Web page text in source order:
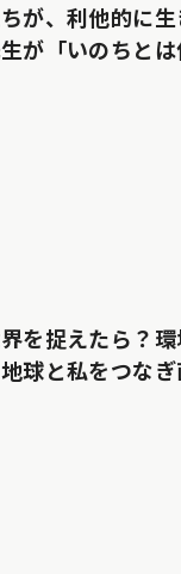
が、利他的に生
が「いのちと
を捉えたら？
球と私をつなぎ